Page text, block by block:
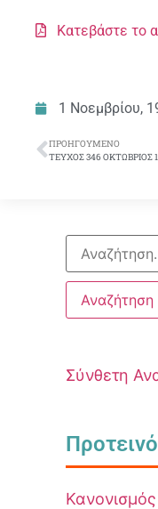
Κατεβάστε το
1 Νοεμβρίου,
ΠΡΟΗΓΟΎΜΕΝΟ
ΤΕΥΧΟΣ 346 ΟΚΤΩΒΡΙΟΣ
Σύνθετη